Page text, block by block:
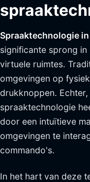
Spraaktechnologie in
significante sprong
virtuele ruimtes.
omgevingen op
drukknoppen.
spraaktechnologie
door een intuïtieve
omgevingen te
commando's.
In het hart van deze